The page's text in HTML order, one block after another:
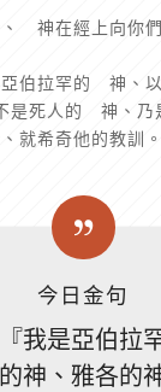
神在經上向你
亞伯拉罕的 神、
死人的 神、乃
就希奇他的教訓。
今日金句
我是亞伯拉
神、雅各的